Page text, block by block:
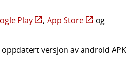
Play , App Store
og
versjon av android APK